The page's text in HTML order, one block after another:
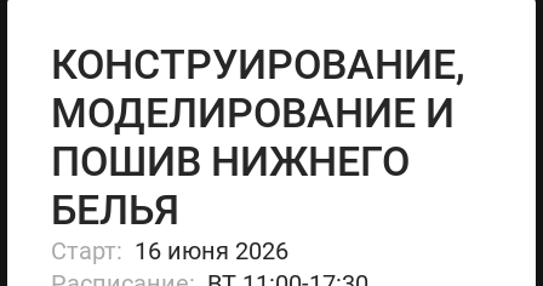
КОНСТРУИРОВАНИЕ,
МОДЕЛИРОВАНИЕ И
ПОШИВ НИЖНЕГО
БЕЛЬЯ
Cтарт: 16 июня 2026